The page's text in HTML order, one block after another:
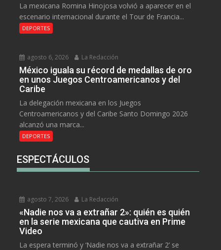
La mexicana Romina Hinojosa volvió a aparecer en el
escenario internacional durante el Tour de Francia...
DEPORTES
agosto 6, 2026 La Redacción
México iguala su récord de medallas de oro
en unos Juegos Centroamericanos y del
Caribe
La delegación mexicana en los Juegos
Centroamericanos y del Caribe Santo Domingo 2026
alcanzó una marca...
DEPORTES
ESPECTÁCULOS
agosto 7, 2026 La Redacción
«Nadie nos va a extrañar 2»: quién es quién
en la serie mexicana que cautiva en Prime
Video
La espera terminó y ‘Nadie nos va a extrañar 2’ se